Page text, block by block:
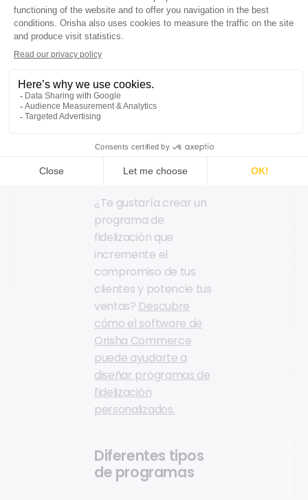
compra, estos
programas
duraderas y
fortalecen vínculos
emocionales,
transformando a los
embajadores de la
marca.
¿Te gustaría crear un
programa de
fidelización que
incremente el
compromiso de tus
clientes y potencie tus
ventas? Descubre
cómo el software de
Orisha Commerce
puede ayudarte a
diseñar programas de
fidelización
personalizados.
Diferentes tipos
de programas